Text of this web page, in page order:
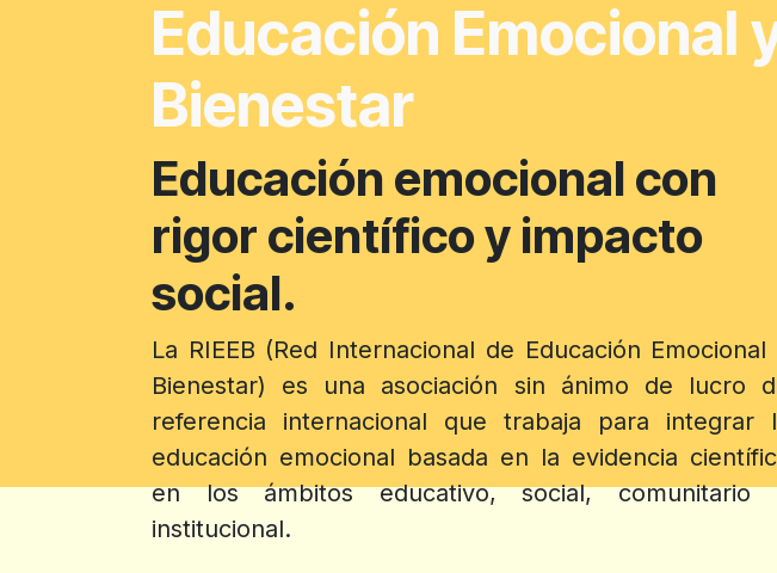
Educación Emocional
Bienestar
Educación emocional con
rigor científico y impacto
social.
La RIEEB (Red Internacional de Educación Emocional
Bienestar) es una asociación sin ánimo de lucro
referencia internacional que trabaja para integrar
educación emocional basada en la evidencia
en los ámbitos educativo, social, comunitario
institucional.